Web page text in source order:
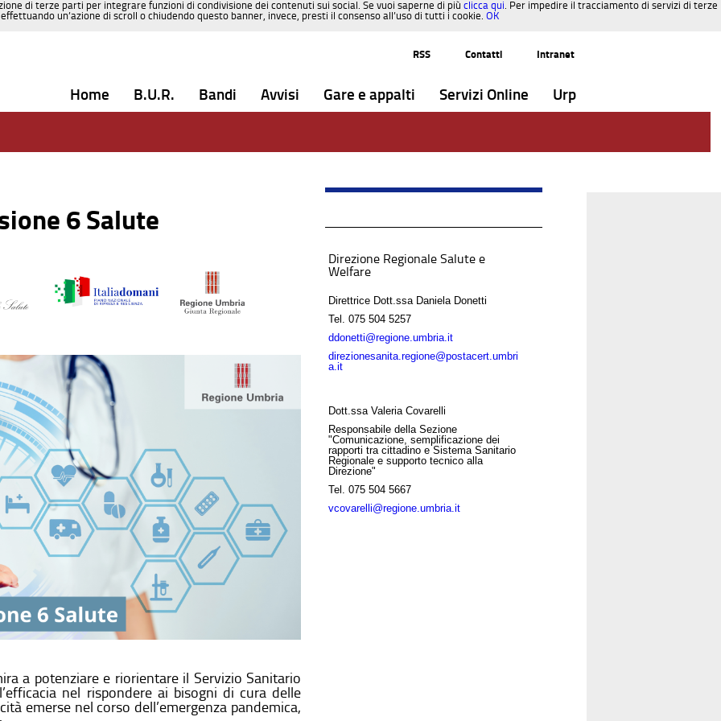
di terze parti per integrare funzioni di condivisione dei contenuti sui social. Se vuoi saperne di più clicca qui. Per impedire il tracciamento di servizi di terze
un’azione di scroll o chiudendo questo banner, invece, presti il consenso all’uso di tutti i cookie. OK
RSS Contatti Intranet
Home B.U.R. Bandi Avvisi Gare e appalti Servizi Online Urp
6 Salute
a potenziare e riorientare il Servizio Sanitario
nel rispondere ai bisogni di cura delle
emerse nel corso dell’emergenza pandemica,
Direzione Regionale Salute e
Welfare
Direttrice Dott.ssa Daniela Donetti
Tel.
075 504 5257
ddonetti@regione.umbria.it
direzionesanita.regione@postacert.umbri
a.it
Dott.ssa Valeria Covarelli
Responsabile della Sezione
"Comunicazione, semplificazione dei
rapporti tra cittadino e Sistema Sanitario
Regionale e supporto tecnico alla
Direzione"
Tel.
075 504 5667
vcovarelli@regione.umbria.it